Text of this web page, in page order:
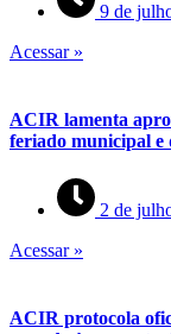
9 de
Acessar »
ACIR lamenta
feriado municipal e
2 de
Acessar »
ACIR protocola